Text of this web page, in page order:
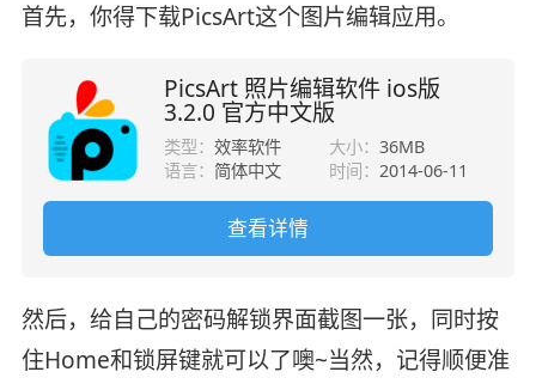
首先，你得下载PicsArt这个图片编辑应用。
PicsArt 照片编辑软件 ios版
3.2.0 官方中文版
类型：效率软件 大小： 36MB
语言： 简体中文 时间： 2014-06-11
查看详情
然后，给自己的密码解锁界面截图一张，同时按
住Home和锁屏键就可以了噢~当然，记得顺便准